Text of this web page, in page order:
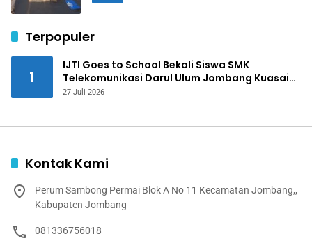
Terpopuler
1
IJTI Goes to School Bekali Siswa SMK
Telekomunikasi Darul Ulum Jombang Kuasai
Jurnalistik Digital
27 Juli 2026
Kontak Kami
Perum Sambong Permai Blok A No 11 Kecamatan Jombang,,
Kabupaten Jombang
081336756018